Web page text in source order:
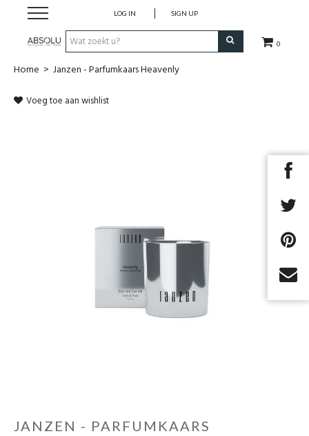
0
LOG IN SIGN UP
Webshop Dames
Home > Janzen - Parfumkaars Heavenly
Voeg toe aan wishlist
JANZEN - PARFUMKAARS